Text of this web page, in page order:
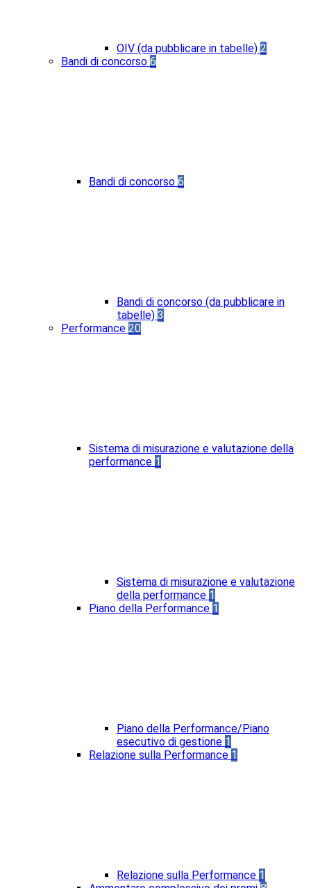
OIV (da pubblicare in tabelle) 2
Bandi di concorso 6
Bandi di concorso 6
Bandi di concorso (da pubblicare in
tabelle) 3
Performance 20
Sistema di misurazione e valutazione della
performance 1
Sistema di misurazione e valutazione
della performance 1
Piano della Performance 1
Piano della Performance/Piano
esecutivo di gestione 1
Relazione sulla Performance 1
Relazione sulla Performance 1